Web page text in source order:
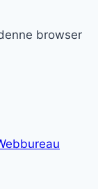
browser